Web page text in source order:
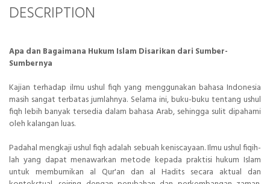
DESCRIPTION
Apa dan Bagaimana Hukum Islam Disarikan dari Sumber-
Sumbernya
Kajian terhadap ilmu ushul fiqh yang menggunakan bahasa Indonesia
masih sangat terbatas jumlahnya. Selama ini, buku-buku tentang ushul
fiqh lebih banyak tersedia dalam bahasa Arab, sehingga sulit dipahami
oleh kalangan luas.
Padahal mengkaji ushul fiqh adalah sebuah keniscayaan. Ilmu ushul fiqih-
lah yang dapat menawarkan metode kepada praktisi hukum Islam
untuk membumikan al Qur'an dan al Hadits secara aktual dan